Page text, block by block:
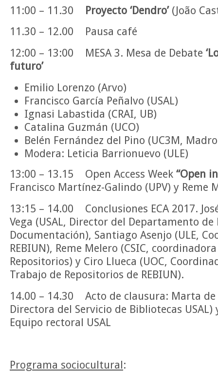
11:00 – 11.30
Proyecto ‘Dendro’(João
11.30 – 12.00 Pausa café
12:00 – 13:00 MESA 3. Mesa de Debate
futuro’
Emilio Lorenzo (Arvo)
Francisco García Peñalvo (USAL)
Ignasi Labastida (CRAI, UB)
Catalina Guzmán (UCO)
Belén Fernández del Pino (UC3M,
Modera: Leticia Barrionuevo (ULE)
13:00 – 13.15 Open Access Week “Open
Francisco Martínez-Galindo (UPV) y Reme
13:15 – 14.00 Conclusiones ECA 2017.
Vega (USAL, Director del Departamento
Documentación), Santiago Asenjo (ULE,
REBIUN), Reme Melero (CSIC,
Repositorios) y Ciro Llueca (UOC,
Trabajo de Repositorios de REBIUN).
14.00 – 14.30 Acto de clausura: Marta de
Directora del Servicio de Bibliotecas USAL)
Equipo rectoral USAL
Programa sociocultural: